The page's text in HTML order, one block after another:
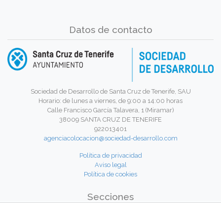
Datos de contacto
Sociedad de Desarrollo de Santa Cruz de Tenerife, SAU
Horario: de lunes a viernes, de 9:00 a 14:00 horas
Calle Francisco García Talavera, 1 (Miramar)
38009 SANTA CRUZ DE TENERIFE
922013401
agenciacolocacion@sociedad-desarrollo.com
Política de privacidad
Aviso legal
Política de cookies
Secciones